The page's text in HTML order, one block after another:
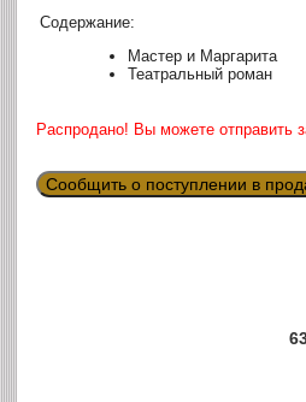
Содержание:
Мастер и Маргарита
Театральный роман
Распродано! Вы можете отправить
Сообщить о поступлении в